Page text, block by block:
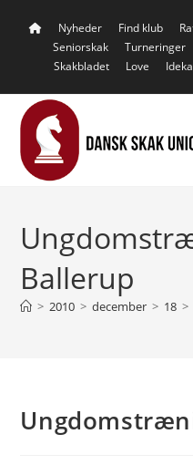
Nyheder Find klub
Seniorskak
Turneringer
Skakbladet
Love
Ballerup
> 2010 > december > 18 >